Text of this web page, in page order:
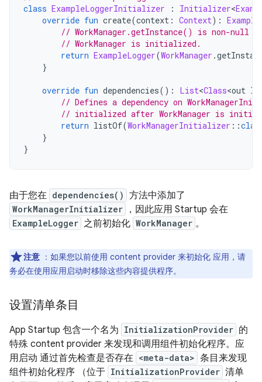
class ExampleLoggerInitializer : Initializer<
override fun create(context : Context):
// WorkManager.getInstance() is non-null
// WorkManager is initialized.
return ExampleLogger(WorkManager .
}
override fun dependencies(): List<Class<out
// Defines a dependency on
// initialized after WorkManager is
return listOf(WorkManagerInitializer ::
}
}
由于您在 dependencies() 方法中添加了
WorkManagerInitializer ，因此应用 Startup 会在
ExampleLogger 之前初始化 WorkManager 。
注意 ：如果您以前使用 content provider 来初始化 应用，请
务必在使用应用启动时移除这些内容提供程序。
设置清单条目
App Startup 包含一个名为 InitializationProvider 的
特殊 content provider 来发现和调用组件初始化程序。应
用启动 通过首先检查是否存在 <meta-data> 条目来发现
组件初始化程序 （位于 InitializationProvider 清单